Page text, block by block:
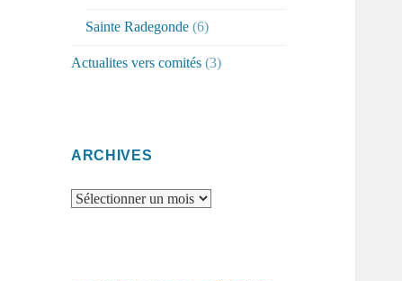
Sainte Radegonde (6)
Actualites vers comités (3)
ARCHIVES
Archives